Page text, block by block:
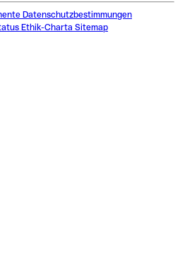
Datenschutzbestimmungen
Ethik-Charta Sitemap